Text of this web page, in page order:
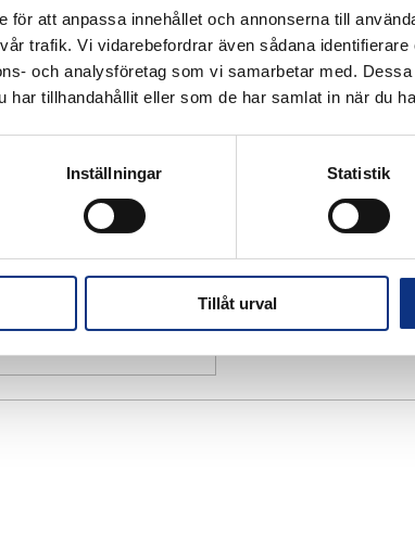
för att anpassa innehållet och annonserna till
trafik. Vi vidarebefordrar även sådana
och analysföretag som vi samarbetar med.
har tillhandahållit eller som de har samlat in när du
Inställningar Statistik
Tillåt urval